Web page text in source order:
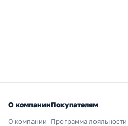
О компании
О компании
Покупателям
Программа лояльности